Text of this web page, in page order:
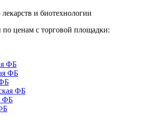
и биотехнологии
ценам с торговой площадки:
ФБ
ФБ
ФБ
ФБ